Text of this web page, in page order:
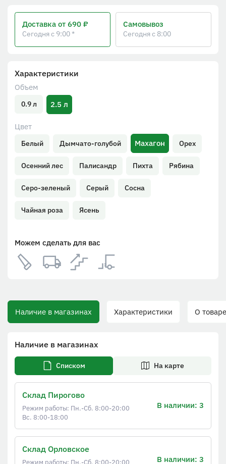
Характеристики
Объем
0.9 л 2.5 л
Цвет
Белый Дымчато-голубой Махагон Орех
Осенний лес Палисандр Пихта Рябина
Серо-зеленый Серый Сосна
Чайная роза Ясень
Можем сделать для вас
Доставка от 690 ₽
Сегодня с 9:00 *
Самовывоз
Сегодня с 8:00
Наличие в магазинах Характеристики О товаре
Наличие в магазинах
Списком На карте
Склад Пирогово
Режим работы: Пн.-Сб. 8:00-20:00
Вс. 8:00-18:00
В наличии: 3
Склад Орловское
Режим работы: Пн.-Сб. 8:00-20:00 В наличии: 3